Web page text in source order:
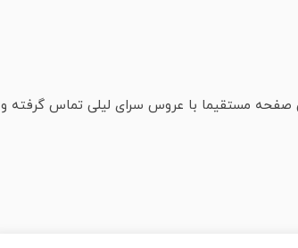
صفحه مستقیما با عروس سرای لیلی تماس گرفته و